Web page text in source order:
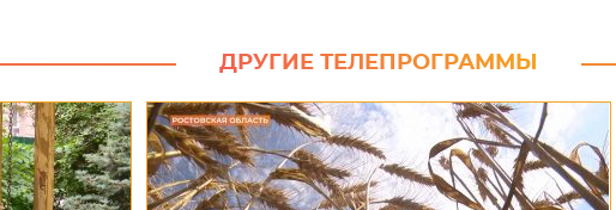
ДРУГИЕ ТЕЛЕПРОГРАММЫ